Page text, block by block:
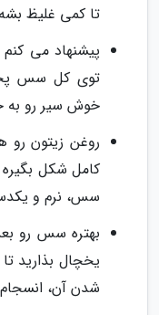
تا کمی غلیظ
پیشنهاد می
توی کل سس
خوش سیر رو به
روغن زیتون رو
کامل شکل
سس، نرم و
بهتره سس رو
یخچال بذارید
شدن آن،